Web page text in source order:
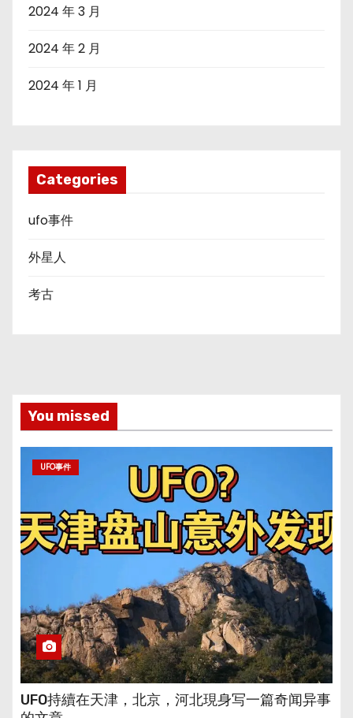
2024 年 3 月
2024 年 2 月
2024 年 1 月
Categories
ufo事件
外星人
考古
You missed
UFO事件
UFO持續在天津，北京，河北現身写一篇奇闻异事